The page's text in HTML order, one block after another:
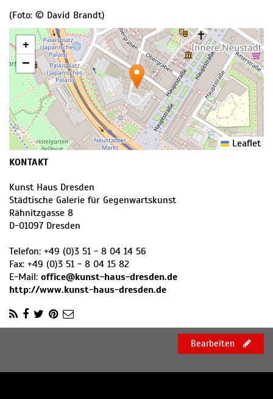
(Foto: © David Brandt)
+
−
Leaflet
KONTAKT
Kunst Haus Dresden
Städtische Galerie für Gegenwartskunst
Rähnitzgasse 8
D-01097 Dresden
Telefon: +49 (0)3 51 - 8 04 14 56
Fax: +49 (0)3 51 - 8 04 15 82
E-Mail: office@kunst-haus-dresden.de
http://www.kunst-haus-dresden.de
Bearbeiten